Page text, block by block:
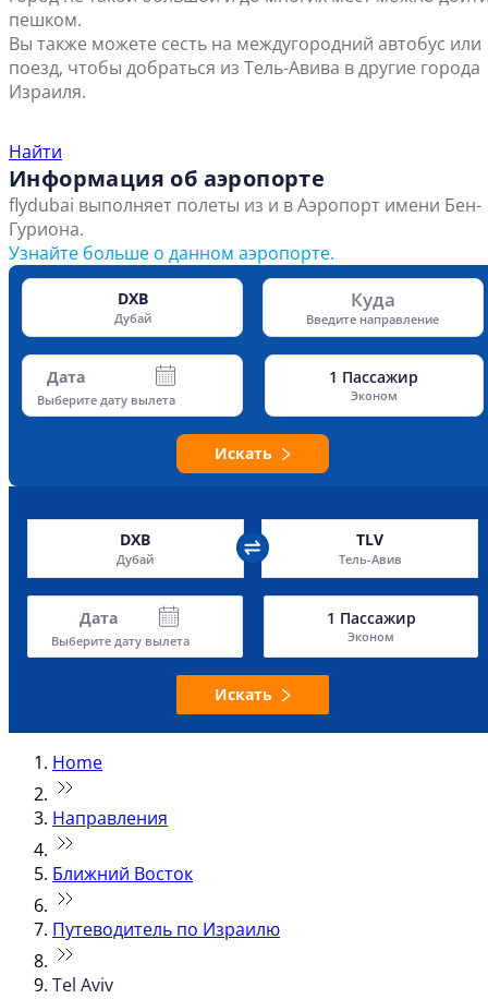
пешком.
Вы также можете сесть на междугородний автобус или
поезд, чтобы добраться из Тель-Авива в другие города
Израиля.
Найти
Информация об аэропорте
flydubai выполняет полеты из и в Аэропорт имени Бен-
Гуриона.
Узнайте больше о данном аэропорте.
DXB
Дубай
Куда
Введите направление
Дата
Выберите дату вылета
1 Пассажир
Эконом
Искать
DXB
Дубай
TLV
Тель-Авив
Дата
Выберите дату вылета
1 Пассажир
Эконом
Искать
Home
Направления
Ближний Восток
Путеводитель по Израилю
Tel Aviv